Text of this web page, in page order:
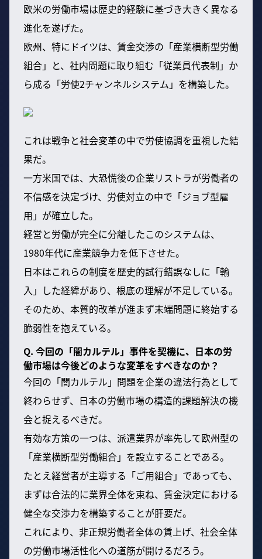
欧米の労働市場は歴史的経験に基づき大きく異なる
進化を遂げた。
欧州、特にドイツは、賃金交渉の「産業横断型労働
組合」と、社内問題に取り組む「従業員代表制」か
ら成る「労使2チャンネルシステム」を構築した。
これは戦争と社会変革の中で労使協調を重視した結
果だ。
一方米国では、大恐慌後の企業リストラが労働者の
不信感を決定づけ、労使対立の中で「ジョブ型雇
用」が確立した。
経営と労働が完全に分離したこのシステムは、
1980年代に産業競争力を低下させた。
日本はこれらの制度を歴史的試行錯誤なしに「輸
入」した経緯があり、根底の理解が不足している。
そのため、本質的改革が進まず末端問題に終始する
脆弱性を抱えている。
Q. 今回の「闇カルテル」事件を契機に、日本の労
働市場は今後どのような変革をすべきなのか？
今回の「闇カルテル」問題を企業の違法行為として
終わらせず、日本の労働市場の構造的課題解決の機
会と捉えるべきだ。
有効な方策の一つは、派遣業界が率先して欧州型の
「産業横断型労働組合」を設立することである。
たとえ経営者が主導する「ご用組合」であっても、
まずは合法的に業界全体を束ね、賃金決定における
健全な交渉力を構築することが肝要だ。
これにより、非正規労働者全体の賃上げ、社会全体
の労働市場活性化への道筋が開けるだろう。